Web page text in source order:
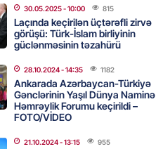
- 18:31 437
nın tərəzi məntəqələrindən
ya yaşıl, vətəndaşa qırmızı
30.05.2025- 10:00 815
Laçında keçirilən üçtərəfli zirvə
görüşü: Türk-İslam birliyinin
güclənməsinin təzahürü
28.10.2024- 14:35 1182
Ankarada Azərbaycan-Türkiyə
Gənclərinin Yaşıl Dünya Naminə
Həmrəylik Forumu keçirildi –
FOTO/VİDEO
21.10.2024- 13:15 955